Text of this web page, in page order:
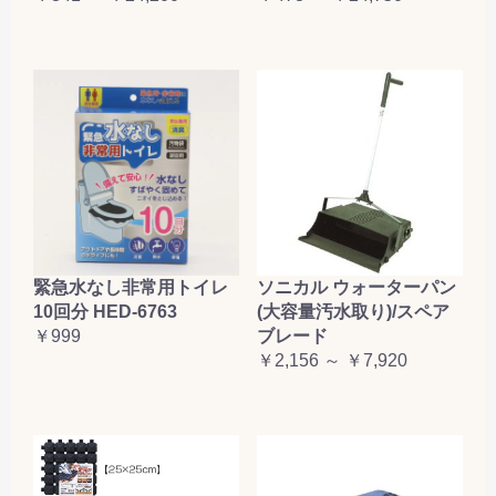
緊急水なし非常用トイレ
10回分 HED-6763
￥999
ソニカル ウォーターパン
(大容量汚水取り)/スペア
ブレード
￥2,156 ～ ￥7,920